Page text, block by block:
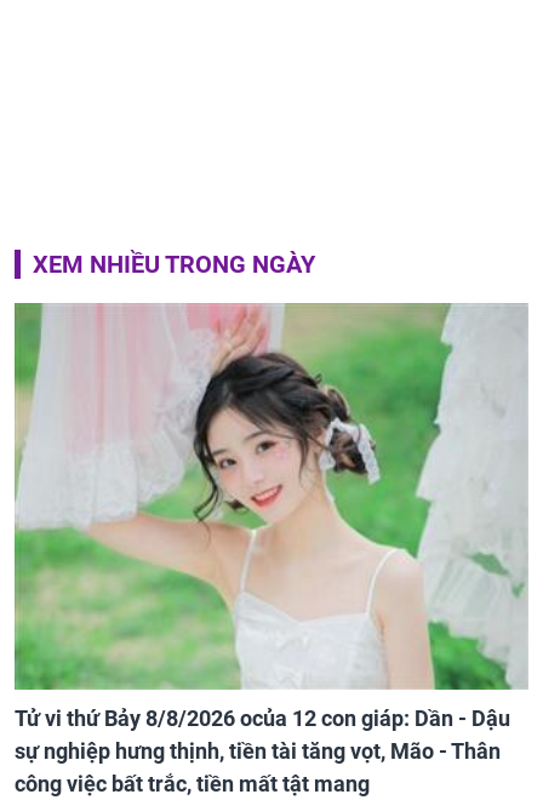
XEM NHIỀU TRONG NGÀY
Tử vi thứ Bảy 8/8/2026 ocủa 12 con giáp: Dần - Dậu
sự nghiệp hưng thịnh, tiền tài tăng vọt, Mão - Thân
công việc bất trắc, tiền mất tật mang